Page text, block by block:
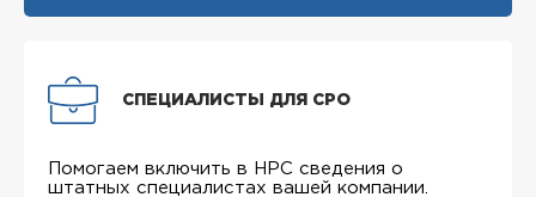
СПЕЦИАЛИСТЫ ДЛЯ СРО
Помогаем включить в НРС сведения о
штатных специалистах вашей компании.